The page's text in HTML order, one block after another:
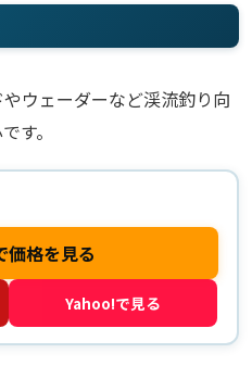
ウェーダーなど渓流釣り向
す。
格を見る
Yahoo!で見る